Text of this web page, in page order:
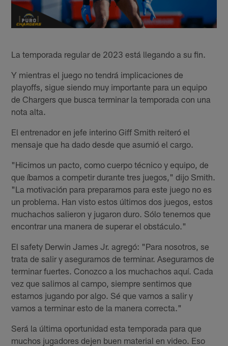
La temporada regular de 2023 está llegando a su fin.
Y mientras el juego no tendrá implicaciones de
playoffs, sigue siendo muy importante para un equipo
de Chargers que busca terminar la temporada con una
nota alta.
El entrenador en jefe interino Giff Smith reiteró el
mensaje que ha dado desde que asumió el cargo.
"Hicimos un pacto, como cuerpo técnico y equipo, de
que íbamos a competir durante tres juegos," dijo Smith.
"La motivación para prepararnos para este juego no es
un problema. Han visto estos últimos dos juegos, estos
muchachos salieron y jugaron duro. Sólo tenemos que
encontrar una manera de superar el obstáculo."
El safety Derwin James Jr. agregó: "Para nosotros, se
trata de salir y asegurarnos de terminar. Asegurarnos de
terminar fuertes. Conozco a los muchachos aquí. Cada
vez que salimos al campo, siempre sentimos que
estamos jugando por algo. Sé que vamos a salir y
vamos a terminar esto de la manera correcta."
Será la última oportunidad esta temporada para que
muchos jugadores dejen buen material en video. Eso